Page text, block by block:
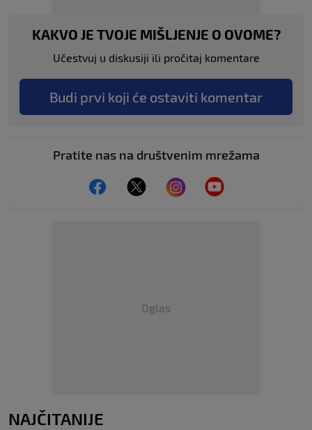
KAKVO JE TVOJE MIŠLJENJE O OVOME?
Učestvuj u diskusiji ili pročitaj komentare
Budi prvi koji će ostaviti komentar
Pratite nas na društvenim mrežama
Oglas
NAJČITANIJE